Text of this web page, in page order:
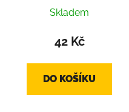
Skladem
42 Kč
DO KOŠÍKU